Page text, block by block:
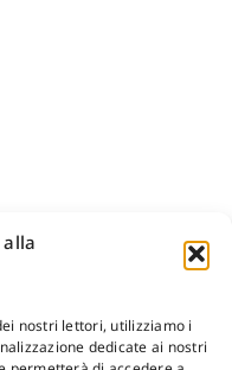
alla
nostri lettori, utilizziamo i
dedicate ai nostri